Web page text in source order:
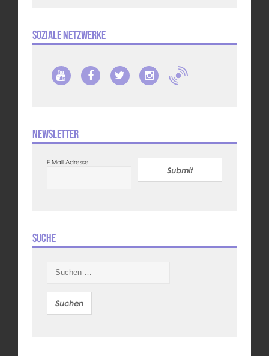
Soziale Netzwerke
Newsletter
E-Mail Adresse
Submit
Suche
nach: